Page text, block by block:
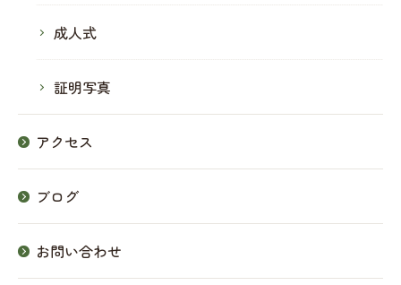
成人式
証明写真
アクセス
ブログ
お問い合わせ